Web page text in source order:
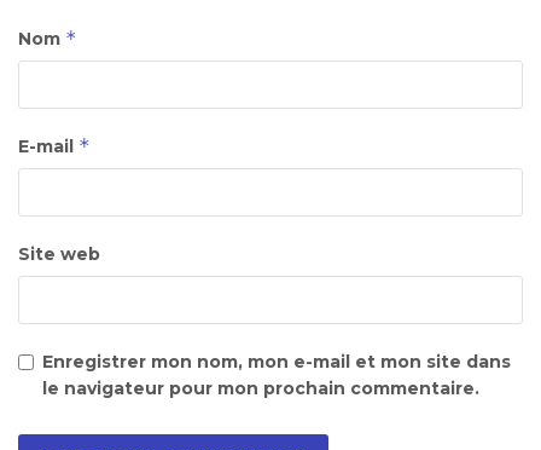
Nom *
E-mail *
Site web
Enregistrer mon nom, mon e-mail et mon site dans
le navigateur pour mon prochain commentaire.